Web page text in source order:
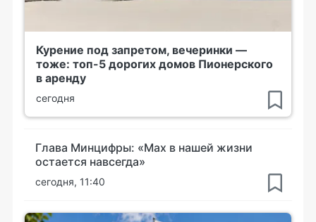
Курение под запретом, вечеринки —
тоже: топ-5 дорогих домов Пионерского
в аренду
сегодня
Глава Минцифры: «Мах в нашей жизни
остается навсегда»
сегодня, 11:40